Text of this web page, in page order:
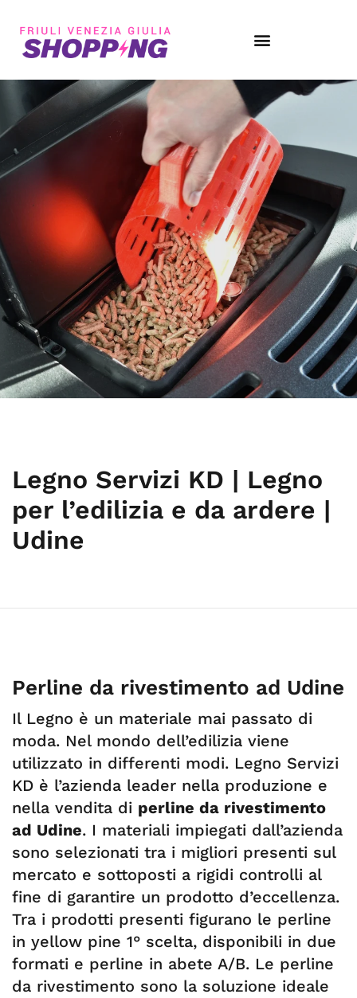
Legno Servizi KD | Legno
per l’edilizia e da ardere |
Udine
Perline da rivestimento ad Udine
Il Legno è un materiale mai passato di
moda. Nel mondo dell’edilizia viene
utilizzato in differenti modi. Legno Servizi
KD è l’azienda leader nella produzione e
nella vendita di perline da rivestimento
ad Udine. I materiali impiegati dall’azienda
sono selezionati tra i migliori presenti sul
mercato e sottoposti a rigidi controlli al
fine di garantire un prodotto d’eccellenza.
Tra i prodotti presenti figurano le perline
in yellow pine 1° scelta, disponibili in due
formati e perline in abete A/B. Le perline
da rivestimento sono la soluzione ideale